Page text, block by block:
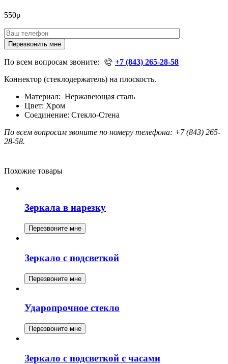
550р
Перезвонить мне
По всем вопросам звоните:
+7 (843) 265-28-58
Коннектор (стеклодержатель) на плоскость.
Материал: Нержавеющая сталь
Цвет: Хром
Соединение: Стекло-Стена
По всем вопросам звоните по номеру телефона: +7 (843) 265-
28-58.
Похожие товары
Зеркала в нарезку
Перезвоните мне
Зеркало с подсветкой
Перезвоните мне
Ударопрочное стекло
Перезвоните мне
Зеркало с подсветкой с часами